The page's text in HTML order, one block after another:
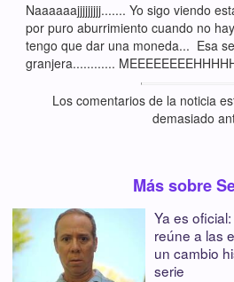
Naaaaaajjjjjjjjj....... Yo sigo viendo
por puro aburrimiento cuando no
tengo que dar una moneda... Esa
granjera............
Los comentarios de la noticia
demasiado
Más sobre
Ya es
reúne a las
un cambio
serie